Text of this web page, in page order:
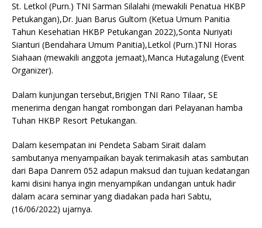
St. Letkol (Purn.) TNI Sarman Silalahi (mewakili Penatua HKBP
Petukangan),Dr. Juan Barus Gultom (Ketua Umum Panitia
Tahun Kesehatian HKBP Petukangan 2022),Sonta Nuriyati
Sianturi (Bendahara Umum Panitia),Letkol (Purn.)TNI Horas
Siahaan (mewakili anggota jemaat),Manca Hutagalung (Event
Organizer).
Dalam kunjungan tersebut,Brigjen TNI Rano Tilaar, SE
menerima dengan hangat rombongan dari Pelayanan hamba
Tuhan HKBP Resort Petukangan.
Dalam kesempatan ini Pendeta Sabam Sirait dalam
sambutanya menyampaikan bayak terimakasih atas sambutan
dari Bapa Danrem 052 adapun maksud dan tujuan kedatangan
kami disini hanya ingin menyampikan undangan untuk hadir
dalam acara seminar yang diadakan pada hari Sabtu,
(16/06/2022) ujarnya.